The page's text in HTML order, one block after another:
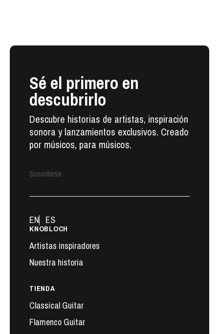
Sé el primero en
descubrirlo
Descubre historias de artistas, inspiración
sonora y lanzamientos exclusivos. Creado
por músicos, para músicos.
Suscribirse
KNOBLOCH
Artistas inspiradores
Nuestra historia
TIENDA
Classical Guitar
Flamenco Guitar
EN ES